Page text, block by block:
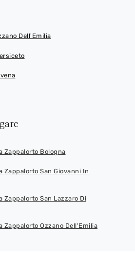
Dell'Emilia
Zappalorto Bologna
Zappalorto San Giovanni In
Zappalorto San Lazzaro Di
Zappalorto Ozzano Dell'Emilia